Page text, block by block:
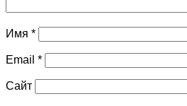
Имя *
Email *
Сайт